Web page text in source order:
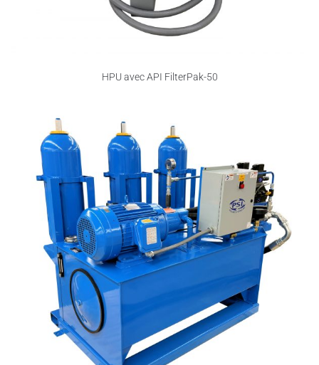
HPU avec API FilterPak-50